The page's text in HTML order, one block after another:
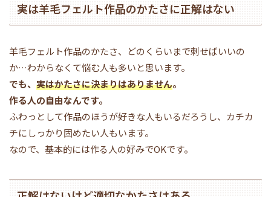
実は羊毛フェルト作品のかたさに正解はない
羊毛フェルト作品のかたさ、どのくらいまで刺せばいいの
か…わからなくて悩む人も多いと思います。
でも、 実はかたさに決まりはありません。
作る人の自由なんです。
ふわっとして作品のほうが好きな人もいるだろうし、カチカ
チにしっかり固めたい人もいます。
なので、基本的には作る人の好みでOKです。